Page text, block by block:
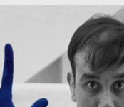
vorm, ging Yves Klein
artistieke representatie en
als een spoor van
en de wereld;
gemaakt. De
een nieuwe manier om
te conceptualiseren.